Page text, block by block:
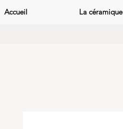
Accueil La céramique